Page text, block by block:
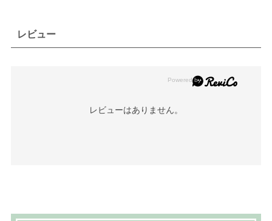
レビュー
レビューはありません。